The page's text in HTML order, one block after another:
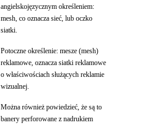
angielskojęzycznym określeniem:
mesh, co oznacza sieć, lub oczko
siatki.
Potoczne określenie: mesze (mesh)
reklamowe, oznacza siatki reklamowe
o właściwościach służących reklamie
wizualnej.
Można również powiedzieć, że są to
banery perforowane z nadrukiem